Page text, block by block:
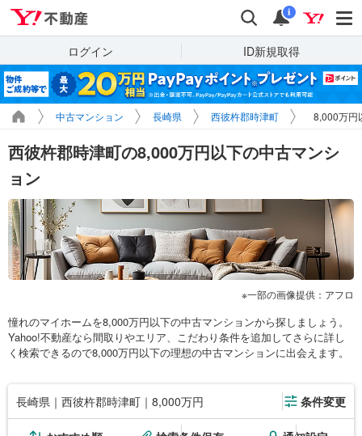
検索 通知
i
ログイン ID新規取得
中古マンション 長崎県 西彼杵郡時津町 8,000万円
西彼杵郡時津町の8,000万円以下の中古マンシ
ョン
一部の画像提供：アフロ
憧れのマイホームを8,000万円以下の中古マンションから探しましょう。
Yahoo!不動産なら間取りやエリア、こだわり条件を追加してさらに詳し
く検索できるので8,000万円以下の理想の中古マンションに出会えます。
長崎県｜西彼杵郡時津町｜8,000万円 条件変更